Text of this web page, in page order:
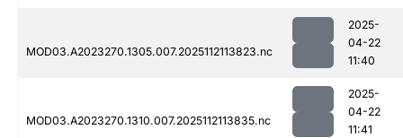
MOD03.A2023270.1305.007.2025112113823.nc
2025-
04-22
11:40
MOD03.A2023270.1310.007.2025112113835.nc
2025-
04-22
11:41